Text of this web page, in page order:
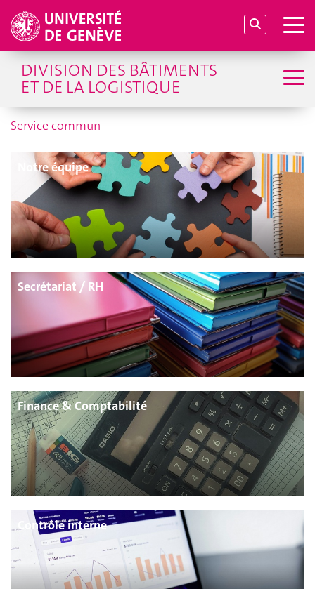
DIVISION DES BÂTIMENTS
ET DE LA LOGISTIQUE
Service commun
Notre équipe
Secrétariat / RH
Finance & Comptabilité
Contrôle interne